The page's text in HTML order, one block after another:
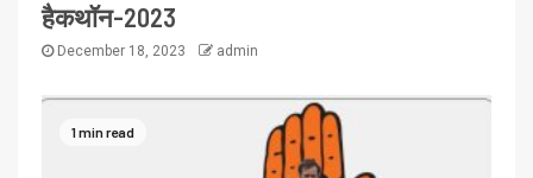
हैकथॉन-2023
December 18, 2023 admin
1 min read